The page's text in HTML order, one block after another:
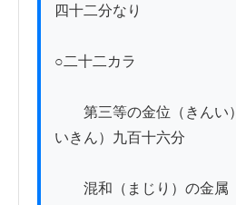
四十二分なり
○二十二カラ
第三等の金位（きんい
いきん）九百十六分
混和（まじり）の金属